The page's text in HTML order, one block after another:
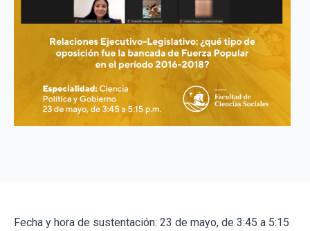
Fecha y hora de sustentación: 23 de mayo, de 3:45 a 5:15